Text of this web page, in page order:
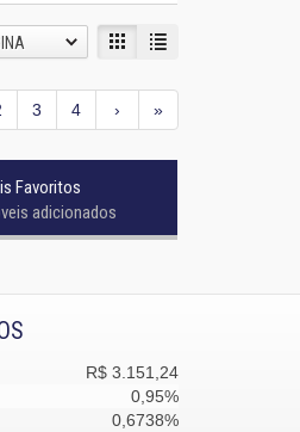
3 4 › »
Favoritos
adicionados
R$ 3.151,24
0,95%
0,6738%